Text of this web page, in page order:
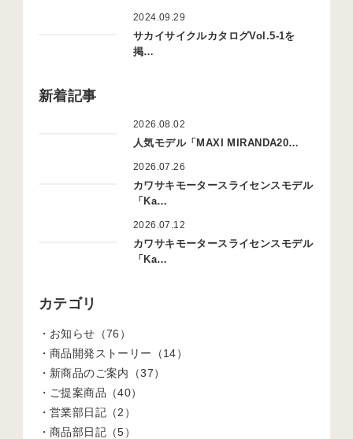
2024.09.29
サカイサイクルカタログVol.5-1を
掲…
新着記事
2026.08.02
人気モデル「MAXI MIRANDA20…
2026.07.26
カワサキモータースライセンスモデル
「Ka…
2026.07.12
カワサキモータースライセンスモデル
「Ka…
カテゴリ
お知らせ（76）
商品開発ストーリー（14）
新商品のご案内（37）
ご提案商品（40）
営業部日記（2）
商品部日記（5）